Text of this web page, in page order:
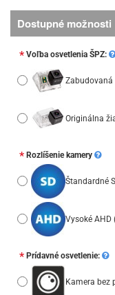
Dostupné možnosti
Voľba osvetlenia ŠPZ:
Zabudovaná
Originálna
Rozlíšenie kamery
Štandardné
Vysoké AHD
Prídavné osvetlenie:
Kamera bez